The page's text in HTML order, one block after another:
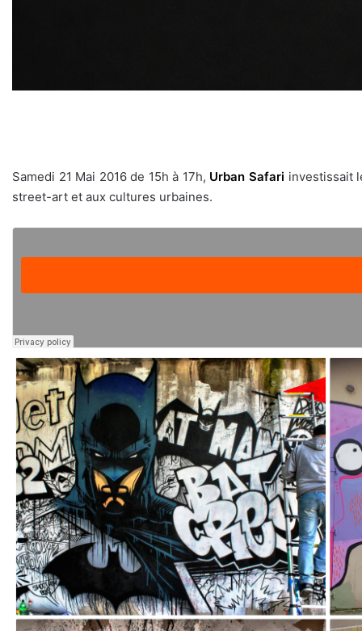
Samedi 21 Mai 2016 de 15h à 17h, Urban Safari investissait
street-art et aux cultures urbaines.